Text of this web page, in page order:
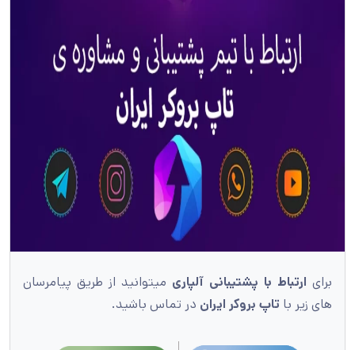
برای ارتباط با پشتیبانی آلپاری میتوانید از طریق پیامرسان
های زیر با تاپ بروکر ایران در تماس باشید.